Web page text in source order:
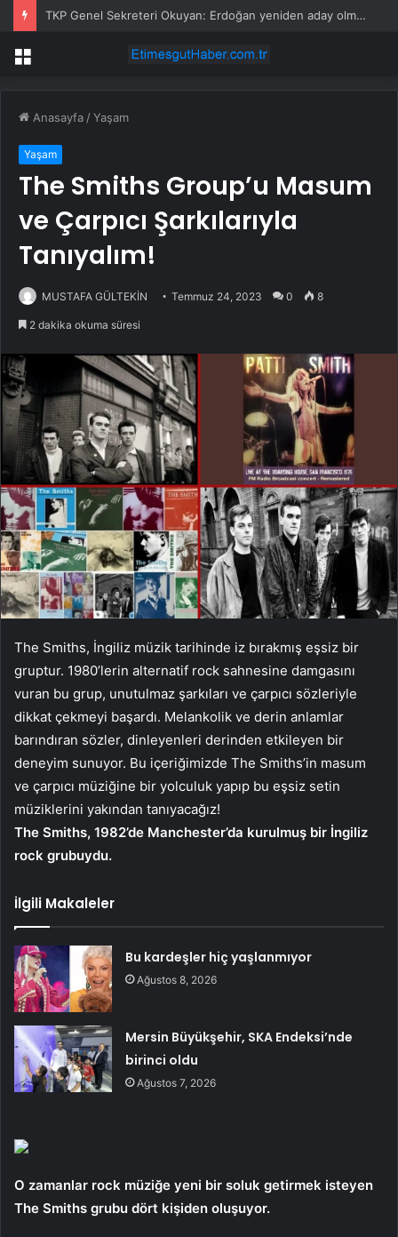
TKP Genel Sekreteri Okuyan: Erdoğan yeniden aday olmayabilir, AKP’de kavga sertleşir
Menü
Anasayfa /Yaşam
Yaşam
The Smiths Group’u Masum
ve Çarpıcı Şarkılarıyla
Tanıyalım!
MUSTAFA GÜLTEKİN Temmuz 24, 2023 0 8
2 dakika okuma süresi
The Smiths, İngiliz müzik tarihinde iz bırakmış eşsiz bir
gruptur. 1980’lerin alternatif rock sahnesine damgasını
vuran bu grup, unutulmaz şarkıları ve çarpıcı sözleriyle
dikkat çekmeyi başardı. Melankolik ve derin anlamlar
barındıran sözler, dinleyenleri derinden etkileyen bir
deneyim sunuyor. Bu içeriğimizde The Smiths’in masum
ve çarpıcı müziğine bir yolculuk yapıp bu eşsiz setin
müziklerini yakından tanıyacağız!
The Smiths, 1982’de Manchester’da kurulmuş bir İngiliz
rock grubuydu.
İlgili Makaleler
Bu kardeşler hiç yaşlanmıyor
Ağustos 8, 2026
Mersin Büyükşehir, SKA Endeksi’nde
birinci oldu
Ağustos 7, 2026
O zamanlar rock müziğe yeni bir soluk getirmek isteyen
The Smiths grubu dört kişiden oluşuyor.